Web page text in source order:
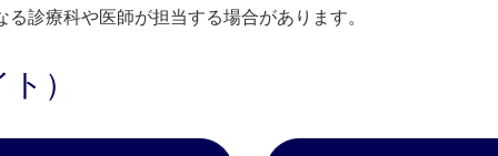
診療科や医師が担当する場合があります。
）